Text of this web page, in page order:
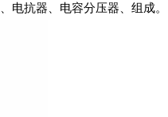
电抗器、电容分压器、组成。